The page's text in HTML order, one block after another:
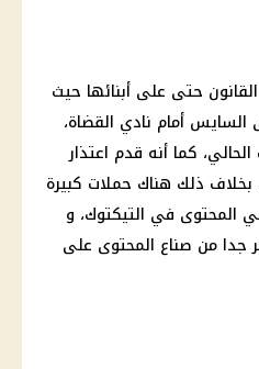
حتى على أبنائها حيث
أمام نادي القضاة،
كما أنه قدم اعتذار
ذلك هناك حملات كبيرة
في التيكتوك، و
جدا من صناع المحتوى على